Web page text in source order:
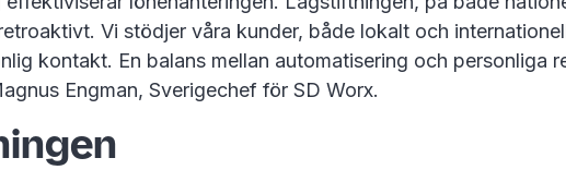
Vi stödjer våra kunder, både lokalt och
kontakt. En balans mellan automatisering och personliga
Engman, Sverigechef för SD Worx.